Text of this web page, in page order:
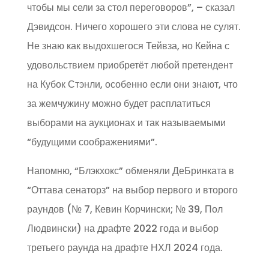
чтобы мы сели за стол переговоров”, – сказал
Дэвидсон. Ничего хорошего эти слова не сулят.
Не знаю как выдохшегося Тейвза, но Кейна с
удовольствием приобретёт любой претендент
на Кубок Стэнли, особенно если они знают, что
за жемчужину можно будет расплатиться
выборами на аукционах и так называемыми
“будущими соображениями”.
Напомню, “Блэкхокс” обменяли ДеБринката в
“Оттава сенаторз” на выбор первого и второго
раундов (№ 7, Кевин Корчински; № 39, Пол
Людвински) на драфте 2022 года и выбор
третьего раунда на драфте НХЛ 2024 года.